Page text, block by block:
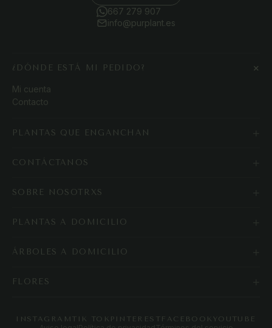
667 279 907
info@purplant.es
¿DÓNDE ESTÁ MI PEDIDO? +
Mi cuenta
Contacto
PLANTAS QUE ENGANCHAN
CONTÁCTANOS
SOBRE NOSOTRXS
PLANTAS A DOMICILIO
ÁRBOLES A DOMICILIO
FLORES
INSTAGRAM TIK TOK PINTEREST FACEBOOK YOUTUBE